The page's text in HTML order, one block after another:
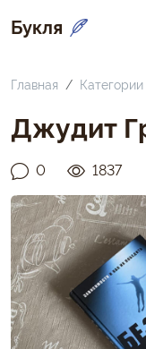
Букля
Главная Категории
Джудит
0 1837